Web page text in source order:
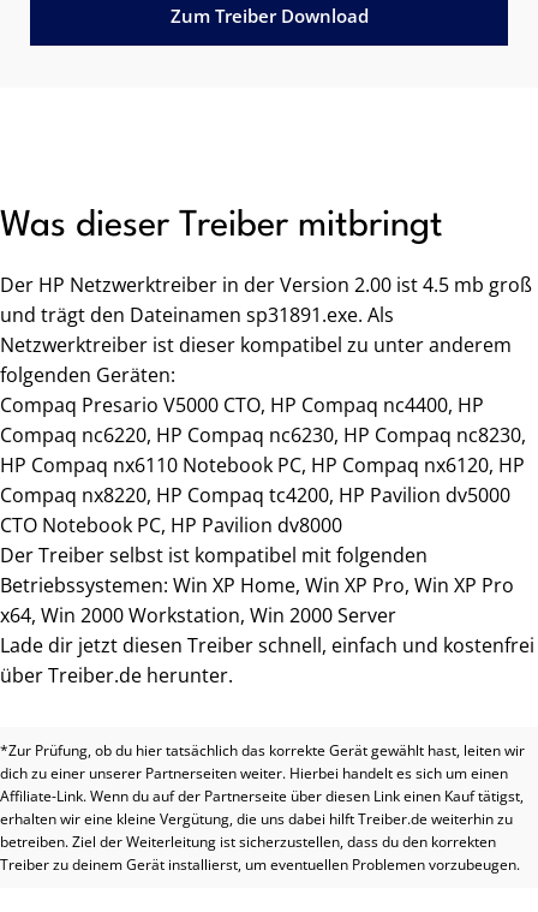
Zum Treiber Download
Was dieser Treiber mitbringt
Der HP Netzwerktreiber in der Version 2.00 ist 4.5 mb groß
und trägt den Dateinamen sp31891.exe. Als
Netzwerktreiber ist dieser kompatibel zu unter anderem
folgenden Geräten:
Compaq Presario V5000 CTO, HP Compaq nc4400, HP
Compaq nc6220, HP Compaq nc6230, HP Compaq nc8230,
HP Compaq nx6110 Notebook PC, HP Compaq nx6120, HP
Compaq nx8220, HP Compaq tc4200, HP Pavilion dv5000
CTO Notebook PC, HP Pavilion dv8000
Der Treiber selbst ist kompatibel mit folgenden
Betriebssystemen: Win XP Home, Win XP Pro, Win XP Pro
x64, Win 2000 Workstation, Win 2000 Server
Lade dir jetzt diesen Treiber schnell, einfach und kostenfrei
über Treiber.de herunter.
*Zur Prüfung, ob du hier tatsächlich das korrekte Gerät gewählt hast, leiten wir
dich zu einer unserer Partnerseiten weiter. Hierbei handelt es sich um einen
Affiliate-Link. Wenn du auf der Partnerseite über diesen Link einen Kauf tätigst,
erhalten wir eine kleine Vergütung, die uns dabei hilft Treiber.de weiterhin zu
betreiben. Ziel der Weiterleitung ist sicherzustellen, dass du den korrekten
Treiber zu deinem Gerät installierst, um eventuellen Problemen vorzubeugen.